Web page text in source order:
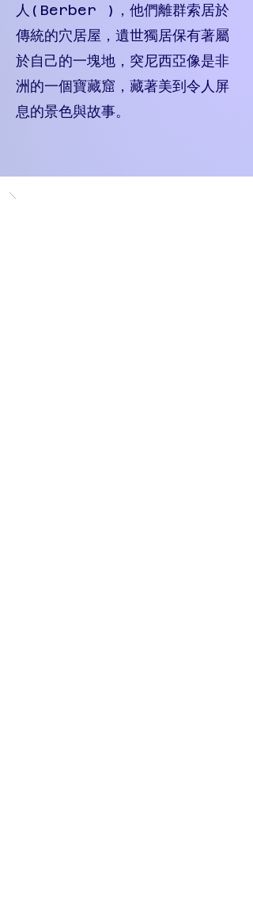
人(Berber )，他們離群索居於
傳統的穴居屋，遺世獨居保有著屬
於自己的一塊地，突尼西亞像是非
洲的一個寶藏窟，藏著美到令人屏
息的景色與故事。